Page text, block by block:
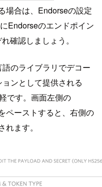
場合は、Endorseの設定
Endorseのエンドポイン
確認しましょう。
のライブラリでデコー
ンとして提供される
です。画面左側の
ペーストすると、右側の
ます。